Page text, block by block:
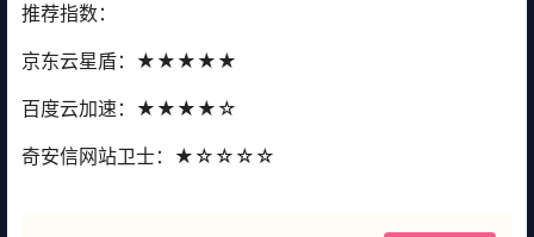
推荐指数：
京东云星盾：★★★★★
百度云加速：★★★★☆
奇安信网站卫士：★☆☆☆☆